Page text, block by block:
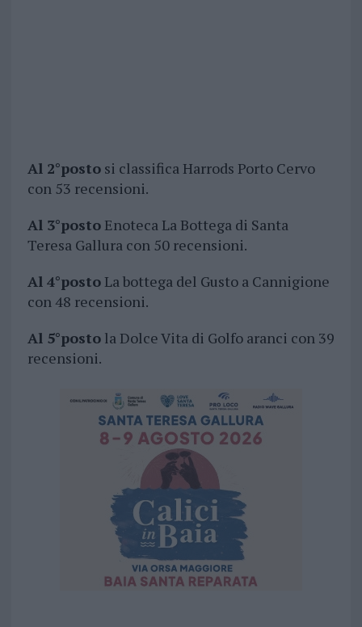
Al 2°postosi classifica Harrods Porto Cervo
con 53 recensioni.
Al 3°postoEnoteca La Bottega di Santa
Teresa Gallura con 50 recensioni.
Al 4°postoLa bottega del Gusto a Cannigione
con 48 recensioni.
Al 5°postola Dolce Vita di Golfo aranci con 39
recensioni.